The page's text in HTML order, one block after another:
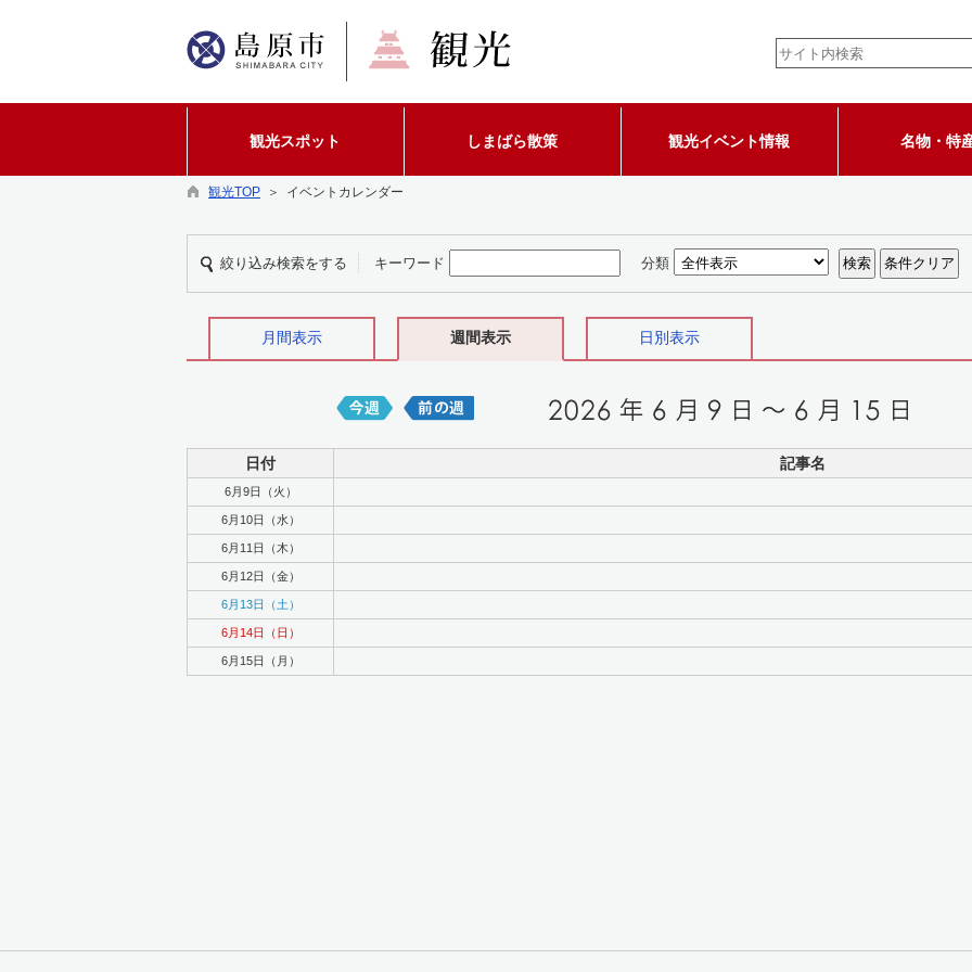
観光スポット しまばら散策 観光イベント情報 名物・特
観光TOP ＞ イベントカレンダー
絞り込み検索をする キーワード 分類
月間表示 週間表示 日別表示
日付 記事名
6月9日（火）
6月10日（水）
6月11日（木）
6月12日（金）
6月13日（土）
6月14日（日）
6月15日（月）